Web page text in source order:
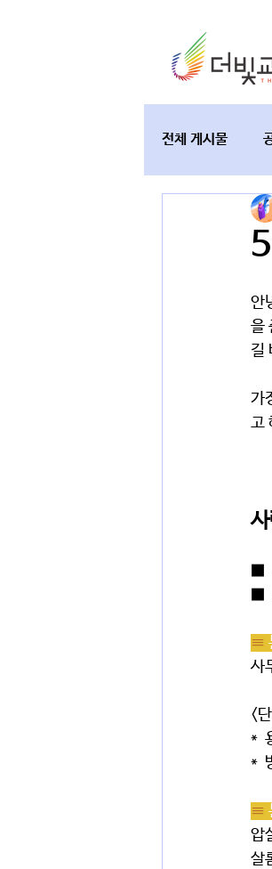
전체 게시물
교육과 테필린
안
을
길
가
고
≡
사
<
*
*
≡
압
살